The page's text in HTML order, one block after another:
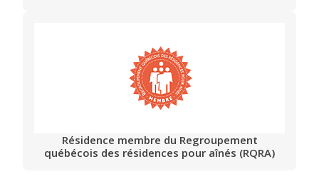
Résidence membre du Regroupement
québécois des résidences pour aînés (RQRA)